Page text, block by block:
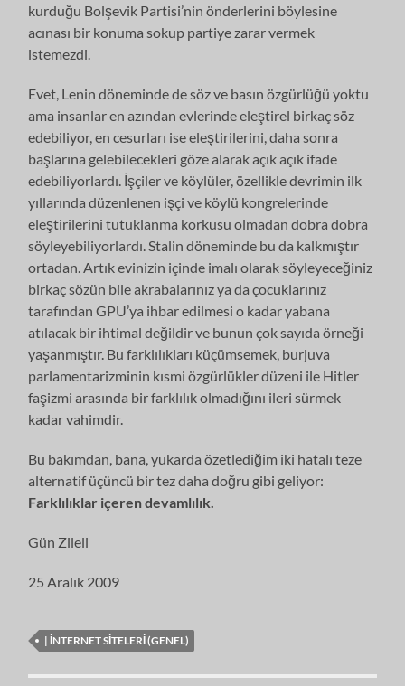
kurduğu Bolşevik Partisi’nin önderlerini böylesine
acınası bir konuma sokup partiye zarar vermek
istemezdi.
Evet, Lenin döneminde de söz ve basın özgürlüğü yoktu
ama insanlar en azından evlerinde eleştirel birkaç söz
edebiliyor, en cesurları ise eleştirilerini, daha sonra
başlarına gelebilecekleri göze alarak açık açık ifade
edebiliyorlardı. İşçiler ve köylüler, özellikle devrimin ilk
yıllarında düzenlenen işçi ve köylü kongrelerinde
eleştirilerini tutuklanma korkusu olmadan dobra dobra
söyleyebiliyorlardı. Stalin döneminde bu da kalkmıştır
ortadan. Artık evinizin içinde imalı olarak söyleyeceğiniz
birkaç sözün bile akrabalarınız ya da çocuklarınız
tarafından GPU’ya ihbar edilmesi o kadar yabana
atılacak bir ihtimal değildir ve bunun çok sayıda örneği
yaşanmıştır. Bu farklılıkları küçümsemek, burjuva
parlamentarizminin kısmi özgürlükler düzeni ile Hitler
faşizmi arasında bir farklılık olmadığını ileri sürmek
kadar vahimdir.
Bu bakımdan, bana, yukarda özetlediğim iki hatalı teze
alternatif üçüncü bir tez daha doğru gibi geliyor:
Farklılıklar içeren devamlılık.
Gün Zileli
25 Aralık 2009
| İNTERNET SITELERI (GENEL)